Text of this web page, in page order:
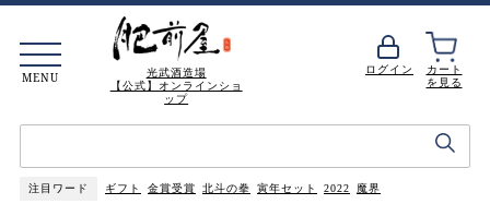
光武酒造場
【公式】オンラインショ
ップ
ログイン
カート
を見る
注目ワード ギフト 金賞受賞 北斗の拳 寅年セット 2022 魔界
MENU